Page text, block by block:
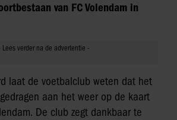
van FC Volendam in
laat de voetbalclub weten dat het
aan het weer op de kaart
De club zegt dankbaar te